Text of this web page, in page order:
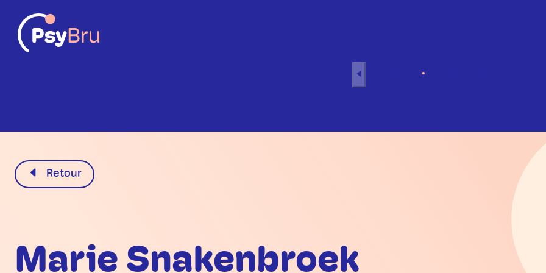
Retour
Marie Snakenbroek